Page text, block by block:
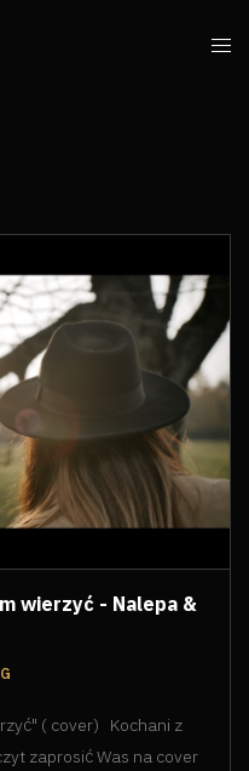
wierzyć - Nalepa &
( cover) Kochani z
zaprosić Was na cover